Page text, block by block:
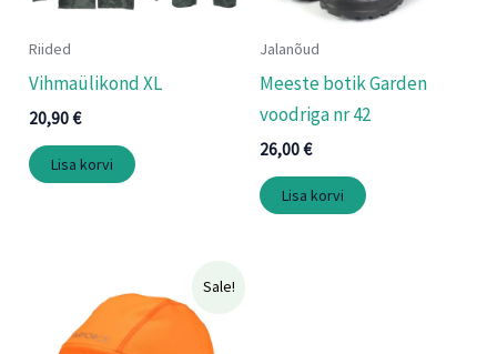
Riided
Vihmaülikond XL
20,90€
Lisa korvi
Jalanõud
Meeste botik Garden
voodriga nr 42
26,00€
Lisa korvi
Sale!
hind
oli:
19,90 €.
Praegune
hind
on: